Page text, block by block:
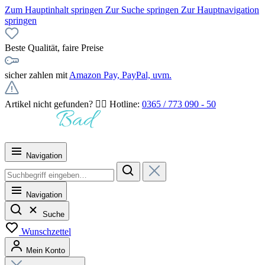
Zum Hauptinhalt springen Zur Suche springen Zur Hauptnavigation
springen
Beste Qualität, faire Preise
sicher zahlen mit Amazon Pay, PayPal, uvm.
Artikel nicht gefunden? 👉🏻 Hotline: 0365 / 773 090 - 50
Navigation
Navigation
Suche
Wunschzettel
Mein Konto